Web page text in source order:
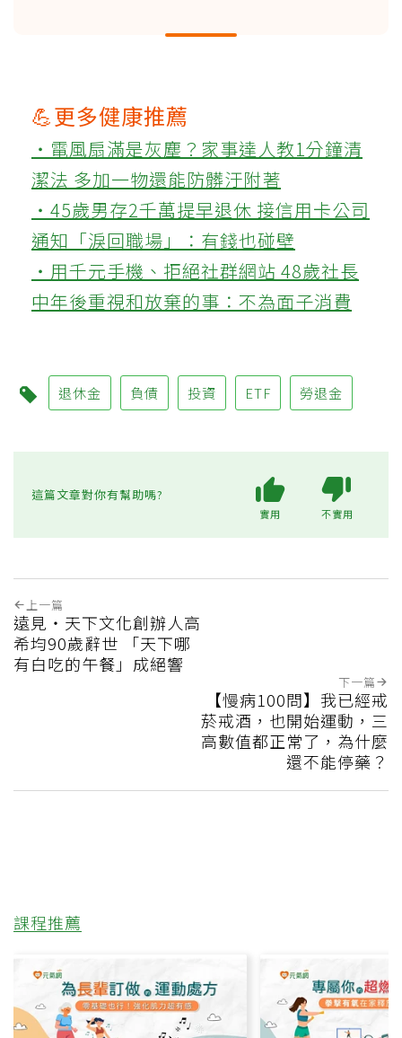
💪更多健康推薦
‧電風扇滿是灰塵？家事達人教1分鐘清
潔法 多加一物還能防髒汙附著
‧45歲男存2千萬提早退休 接信用卡公司
通知「淚回職場」：有錢也碰壁
‧用千元手機、拒絕社群網站 48歲社長
中年後重視和放棄的事：不為面子消費
退休金 負債 投資 ETF 勞退金
這篇文章對你有幫助嗎?
實用 不實用
上一篇
遠見‧天下文化創辦人高
希均90歲辭世 「天下哪
有白吃的午餐」成絕響
下一篇
【慢病100問】我已經戒
菸戒酒，也開始運動，三
高數值都正常了，為什麼
還不能停藥？
課程推薦